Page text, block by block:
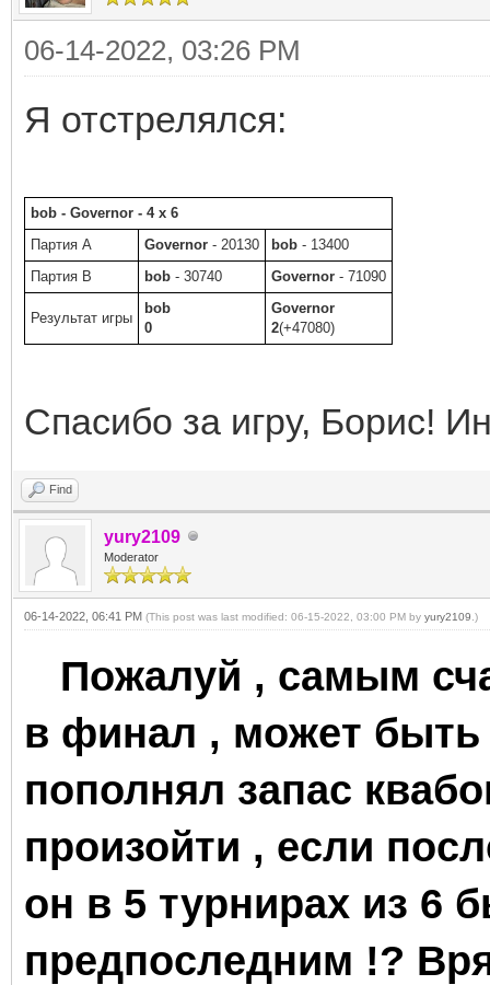
06-14-2022, 03:26 PM
Я отстрелялся:
bob - Governor - 4 x 6
Партия A
Governor - 20130 bob - 13400
Партия B
bob - 30740 Governor - 71090
Результат игры
bob
0
Governor
2(+47080)
Спасибо за игру, Борис!
Find
yury2109
Moderator
06-14-2022, 06:41 PM (This post was last modified: 06-15-2022, 03:00 PM by yury2109 .)
Пожалуй , самым
в финал , может
пополнял запас
произойти , если
он в 5 турнирах из 6
предпоследним !?